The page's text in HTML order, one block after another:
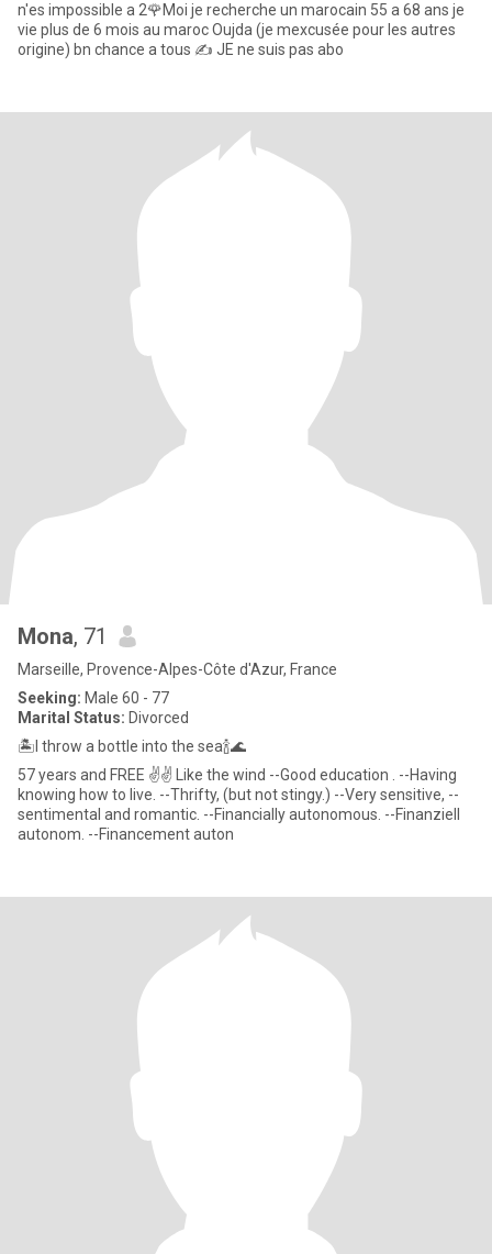
n'es impossible a 2🌹Moi je recherche un marocain 55 a 68 ans je
vie plus de 6 mois au maroc Oujda (je mexcusée pour les autres
origine) bn chance a tous ✍️ JE ne suis pas abo
Mona, 71
Marseille, Provence-Alpes-Côte d'Azur, France
Seeking: Male 60 - 77
Marital Status: Divorced
🏝I throw a bottle into the sea🍾🌊
57 years and FREE ✌️✌️ Like the wind --Good education . --Having
knowing how to live. --Thrifty, (but not stingy.) --Very sensitive, --
sentimental and romantic. --Financially autonomous. --Finanziell
autonom. --Financement auton